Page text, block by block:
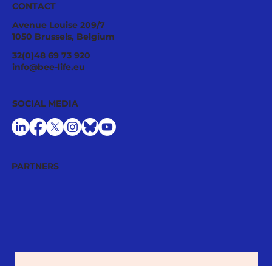
Pollinator Stewardship: A Strategic
Asset for Successful National
CONTACT
Avenue Louise 209/7
1050 Brussels, Belgium
32(0)48 69 73 920
info@bee-life.eu
PARTNERS
SOCIAL MEDIA